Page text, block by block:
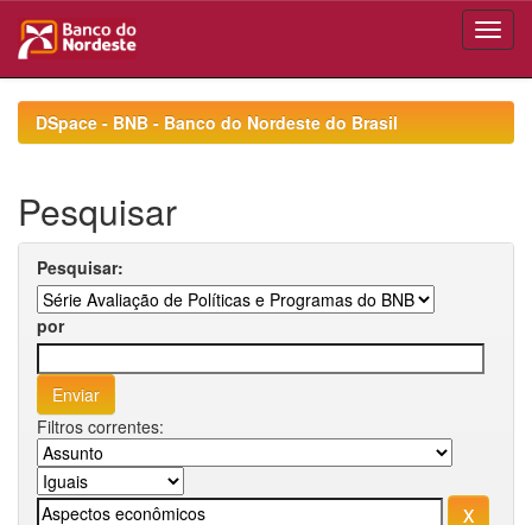
navigationDSpace - BNB - Banco do Nordeste do Brasil
Pesquisar
Pesquisar:
por
Filtros correntes: